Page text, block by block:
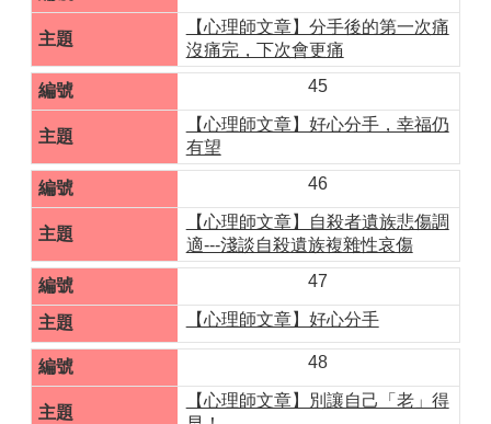
【心理師文章】分手後的第一次痛
沒痛完，下次會更痛
45
【心理師文章】好心分手，幸福仍
有望
46
【心理師文章】自殺者遺族悲傷調
適---淺談自殺遺族複雜性哀傷
47
【心理師文章】好心分手
48
【心理師文章】別讓自己「老」得